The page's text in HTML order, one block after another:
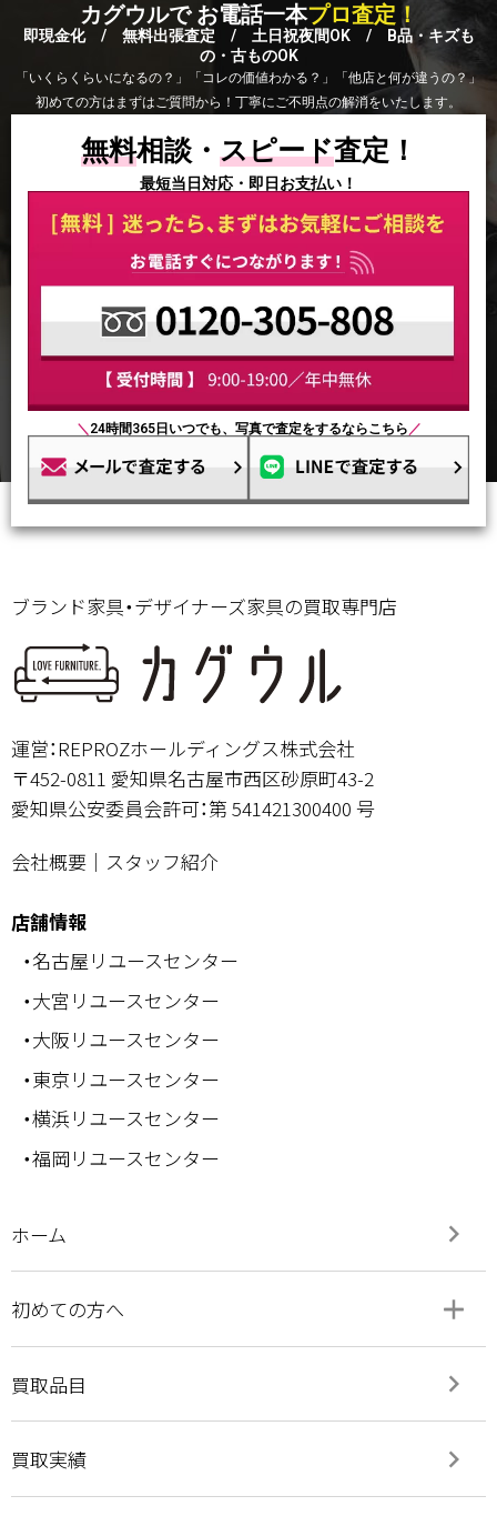
カグウルで お電話一本プロ査定！
即現金化 / 無料出張査定 / 土日祝夜間OK / B品・キズも
の・古ものOK
「いくらくらいになるの？」「コレの価値わかる？」「他店と何が違うの？」
初めての方はまずはご質問から！丁寧にご不明点の解消をいたします。
無料相談・ スピード査定！
最短当日対応・即日お支払い！
＼ 24時間365日いつでも、写真で査定をするならこちら ／
ブランド家具・デザイナーズ家具の買取専門店
運営：REPROZホールディングス株式会社
〒452-0811 愛知県名古屋市西区砂原町43-2
愛知県公安委員会許可：第 541421300400 号
会社概要 ｜ スタッフ紹介
店舗情報
・名古屋リユースセンター
・大宮リユースセンター
・大阪リユースセンター
・東京リユースセンター
・横浜リユースセンター
・福岡リユースセンター
ホーム keyboard_arrow_right
初めての方へ add
remove
買取品目 keyboard_arrow_right
買取実績 keyboard_arrow_right